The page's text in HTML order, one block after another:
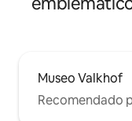
Museo Valkhof
Recomendado